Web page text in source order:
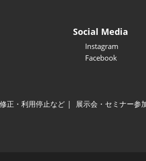
Social Media
Instagram
Facebook
正・利用停止など 展示会・セミナー参